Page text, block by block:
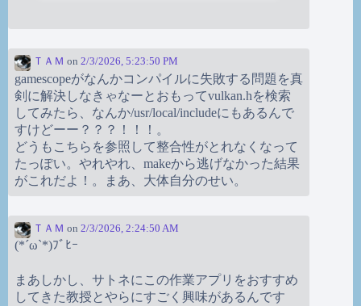
ＴＡＭ on 2/3/2026, 5:23:50 PM
gamescopeがなんかコンパイルに失敗する問題を真
剣に解決しなきゃなーとおもってvulkan.hを検索
してみたら、なんか/usr/local/includeにもあるんで
すけどーー？？？！！！。
どうもこちらを参照して整合性がとれなくなって
たっぽい。やれやれ、makeから逃げなかった結果
がこれだよ！。まあ、大体自分のせい。
ＴＡＭ on 2/3/2026, 2:24:50 AM
(*´ω`*)ﾌﾞﾋｰ
まあしかし、サトネにこの作業アプリをおすすめ
してきた教授とやらにすごく興味があるんです